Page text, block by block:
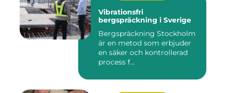
Vibrationsfri
bergspräckning i Sverige
Bergspräckning Stockholm
är en metod som erbjuder
en säker och kontrollerad
process f...